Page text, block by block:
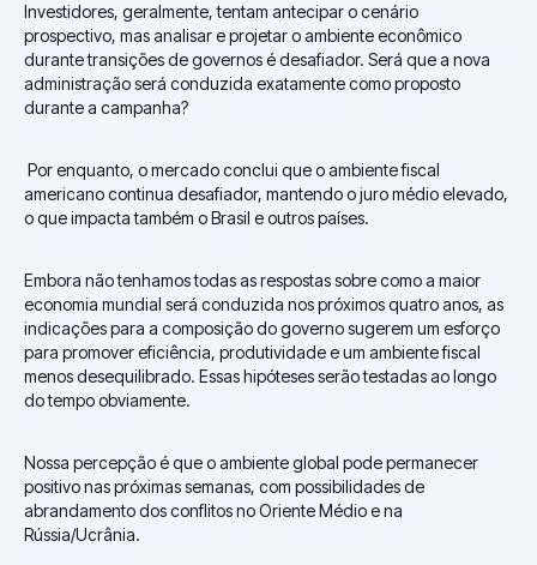
Investidores, geralmente, tentam antecipar o cenário
prospectivo, mas analisar e projetar o ambiente econômico
durante transições de governos é desafiador. Será que a nova
administração será conduzida exatamente como proposto
durante a campanha?
Por enquanto, o mercado conclui que o ambiente fiscal
americano continua desafiador, mantendo o juro médio elevado,
o que impacta também o Brasil e outros países.
Embora não tenhamos todas as respostas sobre como a maior
economia mundial será conduzida nos próximos quatro anos, as
indicações para a composição do governo sugerem um esforço
para promover eficiência, produtividade e um ambiente fiscal
menos desequilibrado. Essas hipóteses serão testadas ao longo
do tempo obviamente.
Nossa percepção é que o ambiente global pode permanecer
positivo nas próximas semanas, com possibilidades de
abrandamento dos conflitos no Oriente Médio e na
Rússia/Ucrânia.